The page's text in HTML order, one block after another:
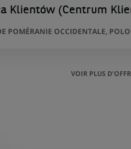
Klientów (Centrum
POMÉRANIE OCCIDENTALE,
VOIR PLUS